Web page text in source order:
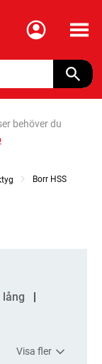
Meny
behöver du
Borr HSS
lång
Visa fler